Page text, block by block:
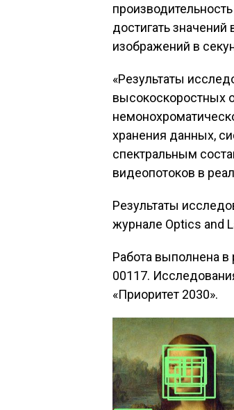
достигать
изображений в
«Результаты
высокоскоростных
хранения данных,
спектральным
видеопотоков в
Результаты
журнале Optics and
Работа выполнена в
00117.
«Приоритет 2030».